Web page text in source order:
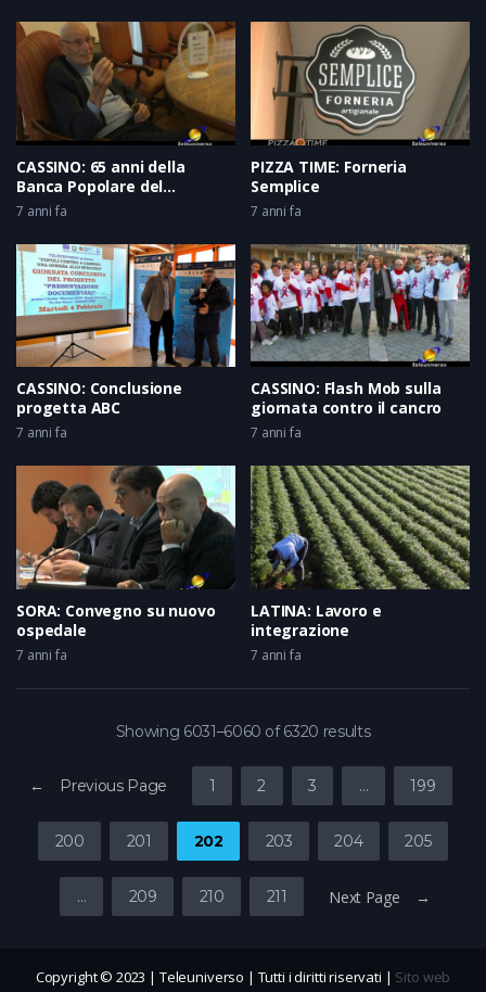
CASSINO: 65 anni della
Banca Popolare del
Cassinate
7 anni fa
PIZZA TIME: Forneria
Semplice
7 anni fa
CASSINO: Conclusione
progetta ABC
7 anni fa
CASSINO: Flash Mob sulla
giornata contro il cancro
7 anni fa
SORA: Convegno su nuovo
ospedale
7 anni fa
LATINA: Lavoro e
integrazione
7 anni fa
Showing 6031–6060 of 6320 results
← Previous Page 1 2 3 … 199
200 201 202 203 204 205
… 209 210 211 Next Page →
Copyright © 2023 | Teleuniverso | Tutti i diritti riservati | Sito web